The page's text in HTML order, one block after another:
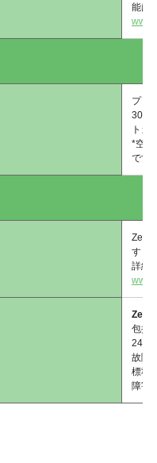
能は
プリ
トガ
*空の
です
すと
詳細
包括
24時
故障
標準
障害